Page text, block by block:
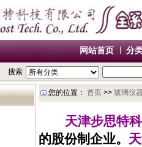
网站首页 分
搜索
您的位置： 首页 >> 玻璃仪
天津步思特
的股份制企业。